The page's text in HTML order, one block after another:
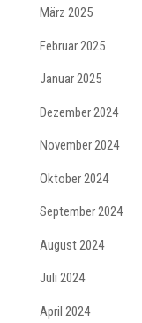
März 2025
Februar 2025
Januar 2025
Dezember 2024
November 2024
Oktober 2024
September 2024
August 2024
Juli 2024
April 2024